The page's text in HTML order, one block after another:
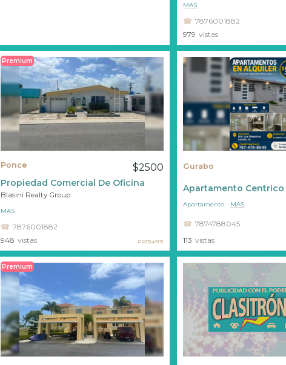
7876001882
MAS
979 vistas
Premium
Ponce $2500
Propiedad Comercial De Oficina
Blasini Realty Group
7876001882
MAS
948 vistas PR23148131
Gurabo
Apartamento Centrico
7874788045
Apartamento MAS
113 vistas
Premium